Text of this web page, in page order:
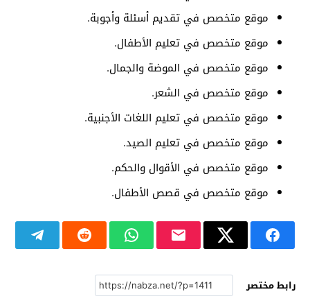
موقع متخصص في تقديم أسئلة وأجوبة.
موقع متخصص في تعليم الأطفال.
موقع متخصص في الموضة والجمال.
موقع متخصص في الشعر.
موقع متخصص في تعليم اللغات الأجنبية.
موقع متخصص في تعليم الصيد.
موقع متخصص في الأقوال والحكم.
موقع متخصص في قصص الأطفال.
رابط مختصر